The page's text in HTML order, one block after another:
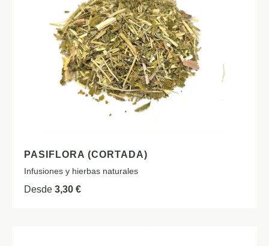
PASIFLORA (CORTADA)
Infusiones y hierbas naturales
Desde 3,30 €